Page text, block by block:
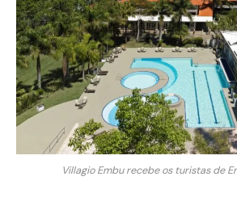
Villagio Embu recebe os turistas de